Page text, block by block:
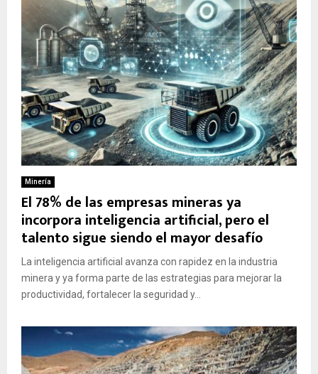
Minería
El 78% de las empresas mineras ya
incorpora inteligencia artificial, pero el
talento sigue siendo el mayor desafío
La inteligencia artificial avanza con rapidez en la industria
minera y ya forma parte de las estrategias para mejorar la
productividad, fortalecer la seguridad y...